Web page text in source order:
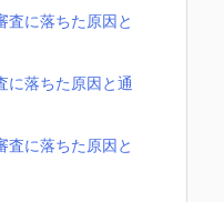
査に落ちた原因と
に落ちた原因と通
査に落ちた原因と